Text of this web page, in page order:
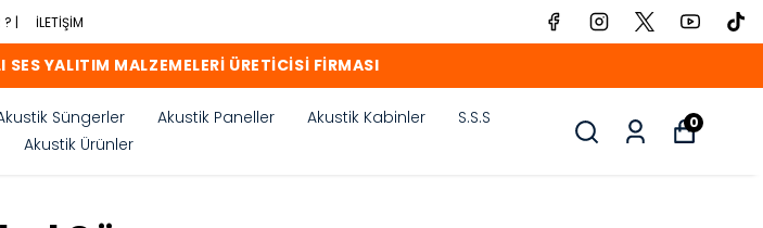
? | İLETİŞİM
YALITIM MALZEMELERİ ÜRETİCİSİ FİRMASI
Süngerler Akustik Paneller Akustik Kabinler
S.S.S
Akustik Ürünler
0